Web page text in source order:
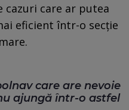
cazuri care ar putea
eficient într-o secție
care are nevoie
ajungă într-o astfel